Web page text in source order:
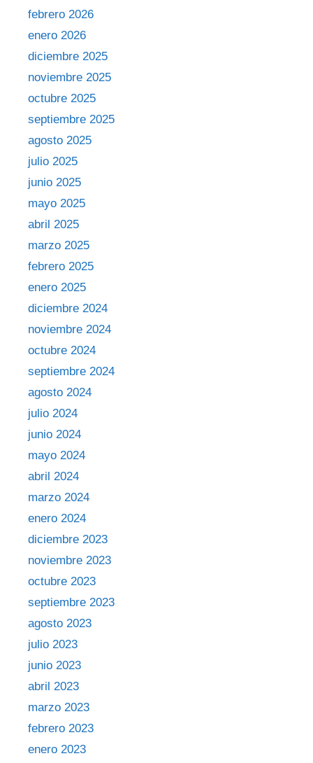
febrero 2026
enero 2026
diciembre 2025
noviembre 2025
octubre 2025
septiembre 2025
agosto 2025
julio 2025
junio 2025
mayo 2025
abril 2025
marzo 2025
febrero 2025
enero 2025
diciembre 2024
noviembre 2024
octubre 2024
septiembre 2024
agosto 2024
julio 2024
junio 2024
mayo 2024
abril 2024
marzo 2024
enero 2024
diciembre 2023
noviembre 2023
octubre 2023
septiembre 2023
agosto 2023
julio 2023
junio 2023
abril 2023
marzo 2023
febrero 2023
enero 2023